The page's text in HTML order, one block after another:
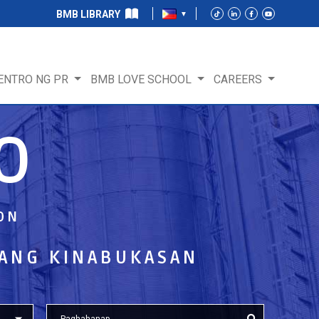
BMB LIBRARY
NG PR BMB LOVE SCHOOL CAREERS
KINABUKASAN